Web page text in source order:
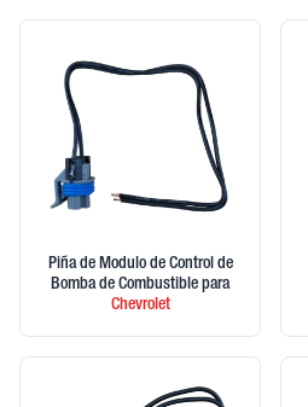
Piña de Modulo de Control de
Bomba de Combustible para
Chevrolet